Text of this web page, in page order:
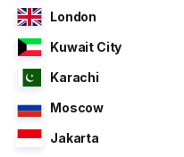
London
Kuwait City
Karachi
Moscow
Jakarta